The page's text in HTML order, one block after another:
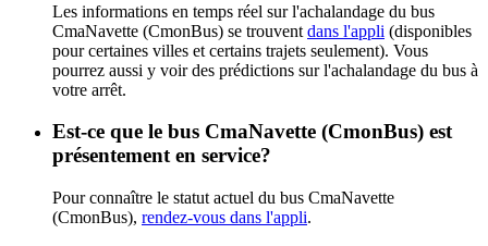
Les informations en temps réel sur l'achalandage du bus
CmaNavette (CmonBus) se trouvent dans l'appli (disponibles
pour certaines villes et certains trajets seulement). Vous
pourrez aussi y voir des prédictions sur l'achalandage du bus à
votre arrêt.
Est-ce que le bus CmaNavette (CmonBus) est
présentement en service?
Pour connaître le statut actuel du bus CmaNavette
(CmonBus), rendez-vous dans l'appli.